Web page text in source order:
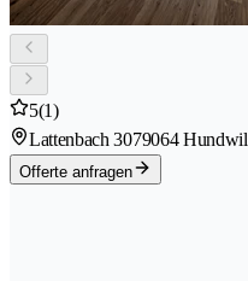
5(1)
Lattenbach 3079064 Hundwil
Offerte anfragen